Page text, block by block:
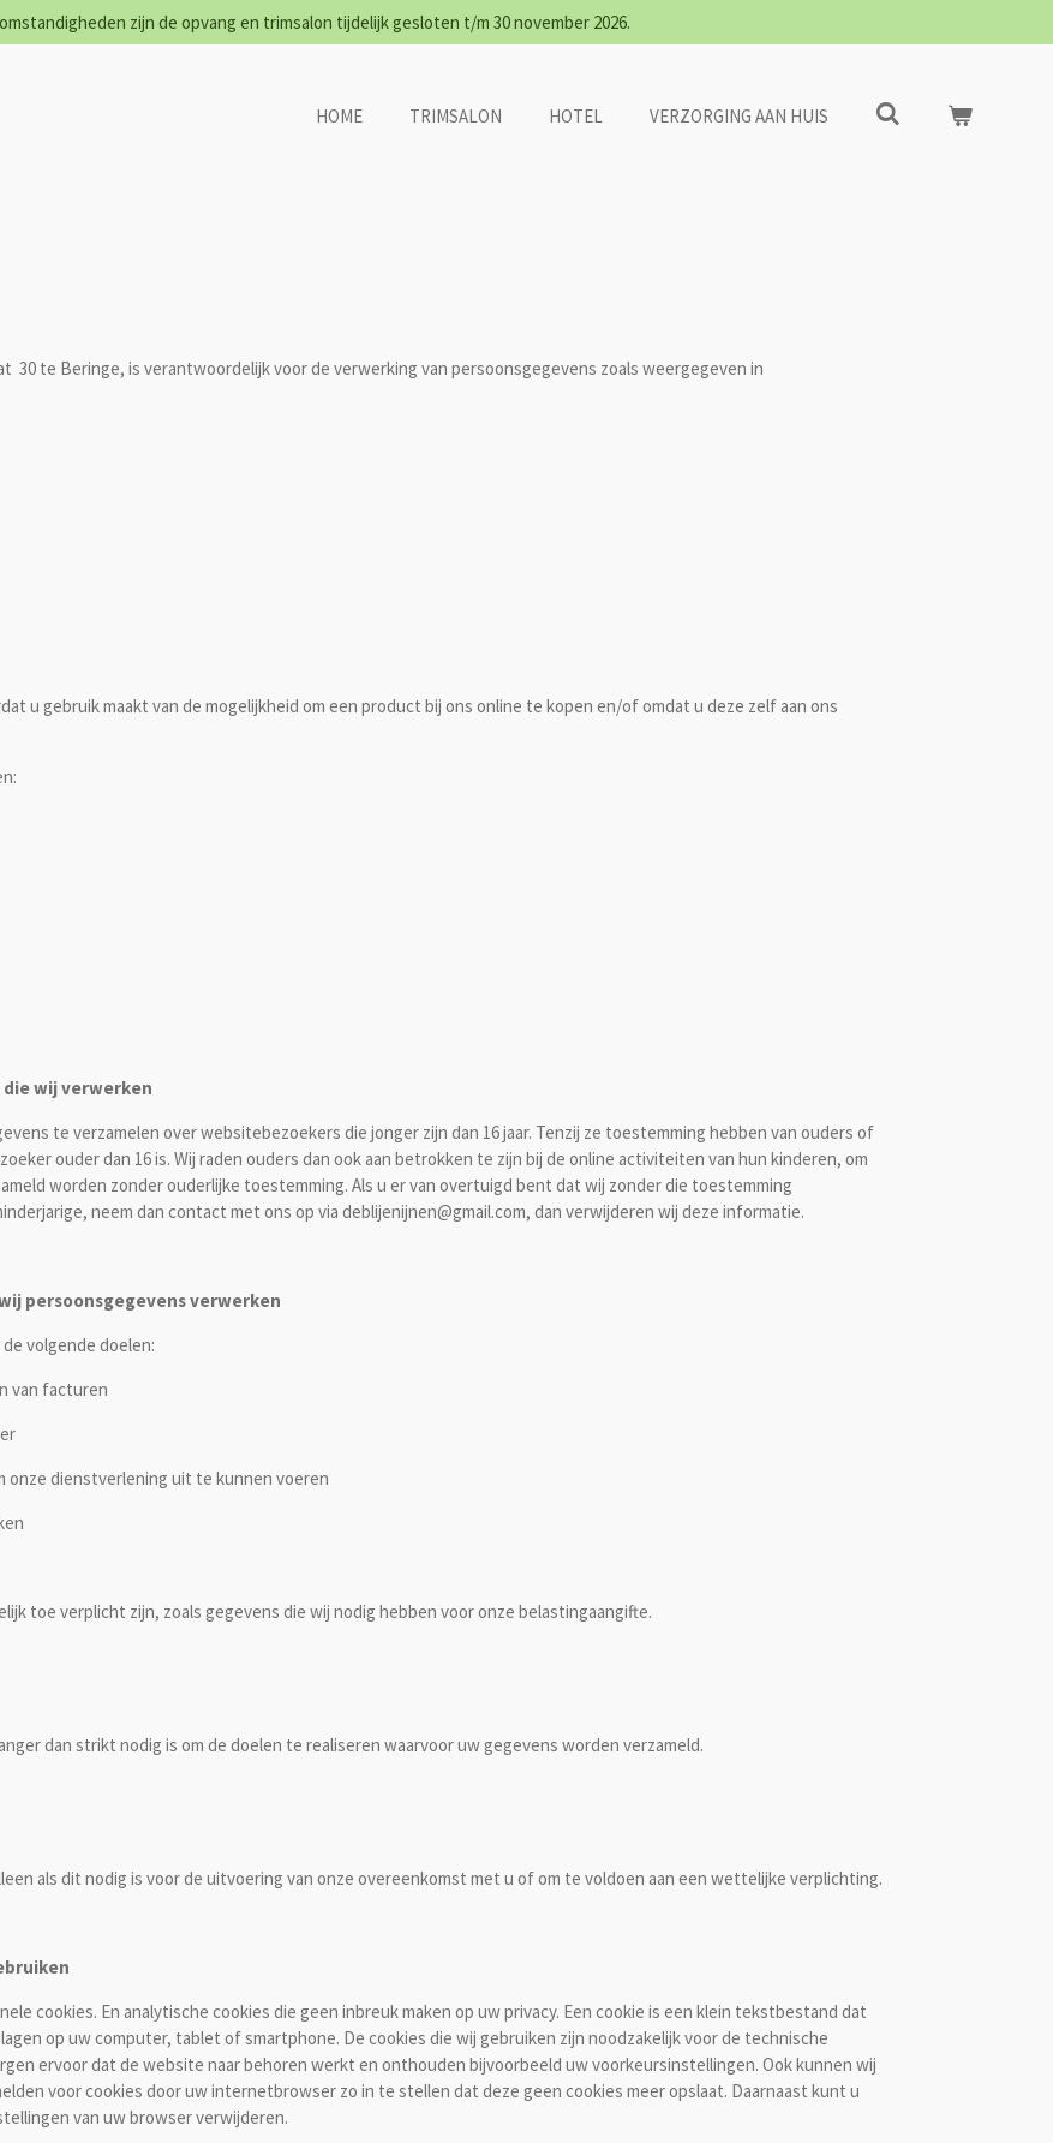
zijn de opvang en trimsalon tijdelijk gesloten t/m 30 november 2026.
HOME TRIMSALON HOTEL VERZORGING AAN HUIS
30 te Beringe, is verantwoordelijk voor de verwerking van persoonsgegevens zoals weergegeven in
u gebruik maakt van de mogelijkheid om een product bij ons online te kopen en/of omdat u deze zelf aan ons
wij verwerken
te verzamelen over websitebezoekers die jonger zijn dan 16 jaar. Tenzij ze toestemming hebben van ouders of
ouder dan 16 is. Wij raden ouders dan ook aan betrokken te zijn bij de online activiteiten van hun kinderen, om
worden zonder ouderlijke toestemming. Als u er van overtuigd bent dat wij zonder die toestemming
neem dan contact met ons op via deblijenijnen@gmail.com, dan verwijderen wij deze informatie.
persoonsgegevens verwerken
volgende doelen:
van facturen
onze dienstverlening uit te kunnen voeren
toe verplicht zijn, zoals gegevens die wij nodig hebben voor onze belastingaangifte.
dan strikt nodig is om de doelen te realiseren waarvoor uw gegevens worden verzameld.
als dit nodig is voor de uitvoering van onze overeenkomst met u of om te voldoen aan een wettelijke verplichting.
cookies. En analytische cookies die geen inbreuk maken op uw privacy. Een cookie is een klein tekstbestand dat
op uw computer, tablet of smartphone. De cookies die wij gebruiken zijn noodzakelijk voor de technische
ervoor dat de website naar behoren werkt en onthouden bijvoorbeeld uw voorkeursinstellingen. Ook kunnen wij
voor cookies door uw internetbrowser zo in te stellen dat deze geen cookies meer opslaat. Daarnaast kunt u
van uw browser verwijderen.